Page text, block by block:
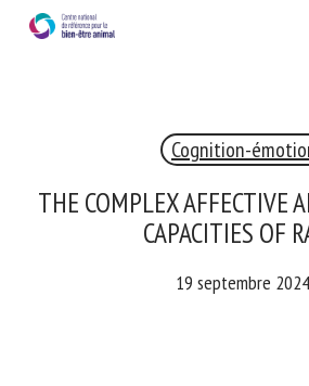
Cognition-
THE COMPLEX AFFECTIVE
CAPACITIES OF
19 septembre 2024
RECEVEZ CHAQUE MOIS
ANIMAL